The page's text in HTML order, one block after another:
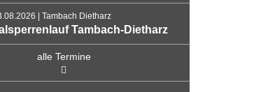
| Tambach Dietharz
Tambach-Dietharz
alle Termine